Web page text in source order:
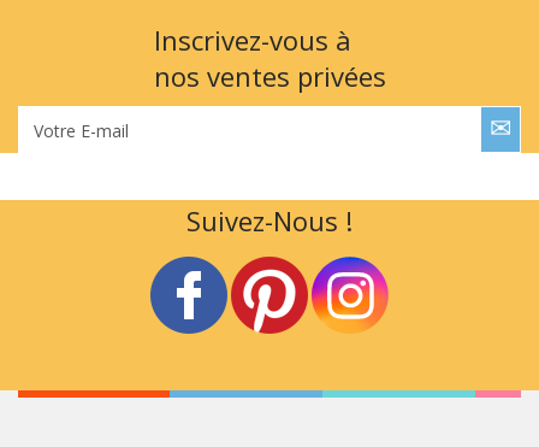
Inscrivez-vous à
nos ventes privées
Votre E-mail
Suivez-Nous !